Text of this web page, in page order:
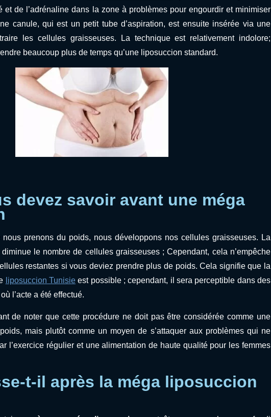
et de l’adrénaline dans la zone à problèmes pour engourdir et minimiser
canule, qui est un petit tube d’aspiration, est ensuite insérée via une
les cellules graisseuses. La technique est relativement indolore;
beaucoup plus de temps qu’une liposuccion standard.
devez savoir avant une méga
prenons du poids, nous développons nos cellules graisseuses. La
diminue le nombre de cellules graisseuses ; Cependant, cela n’empêche
restantes si vous deviez prendre plus de poids. Cela signifie que la
liposuccion Tunisie est possible ; cependant, il sera perceptible dans des
l’acte a été effectué.
de noter que cette procédure ne doit pas être considérée comme une
mais plutôt comme un moyen de s’attaquer aux problèmes qui ne
l’exercice régulier et une alimentation de haute qualité pour les femmes
t-il après la méga liposuccion